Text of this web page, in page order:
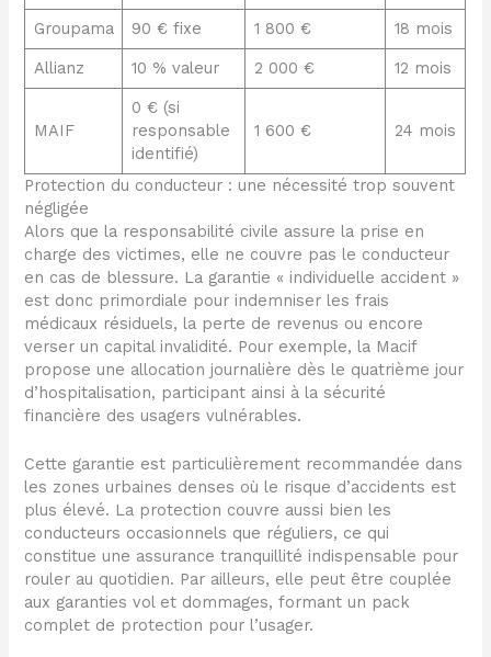
Groupama
90 € fixe 1 800 €
18 mois
Allianz
10 % valeur 2 000 € 12 mois
MAIF
0 € (si
responsable
identifié)
1 600 € 24 mois
Protection du conducteur : une nécessité trop souvent
négligée
Alors que la responsabilité civile assure la prise en
charge des victimes, elle ne couvre pas le conducteur
en cas de blessure. La garantie « individuelle accident »
est donc primordiale pour indemniser les frais
médicaux résiduels, la perte de revenus ou encore
verser un capital invalidité. Pour exemple, la Macif
propose une allocation journalière dès le quatrième jour
d’hospitalisation, participant ainsi à la sécurité
financière des usagers vulnérables.
Cette garantie est particulièrement recommandée dans
les zones urbaines denses où le risque d’accidents est
plus élevé. La protection couvre aussi bien les
conducteurs occasionnels que réguliers, ce qui
constitue une assurance tranquillité indispensable pour
rouler au quotidien. Par ailleurs, elle peut être couplée
aux garanties vol et dommages, formant un pack
complet de protection pour l’usager.